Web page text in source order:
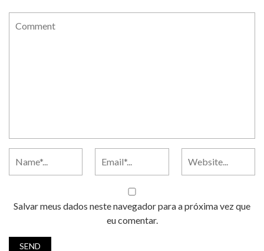
Salvar meus dados neste navegador para a próxima vez que
eu comentar.